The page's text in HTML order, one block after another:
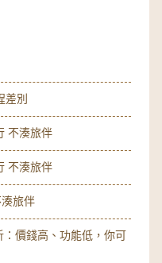
差別
不湊旅伴
不湊旅伴
旅伴
價錢高、功能低，你可